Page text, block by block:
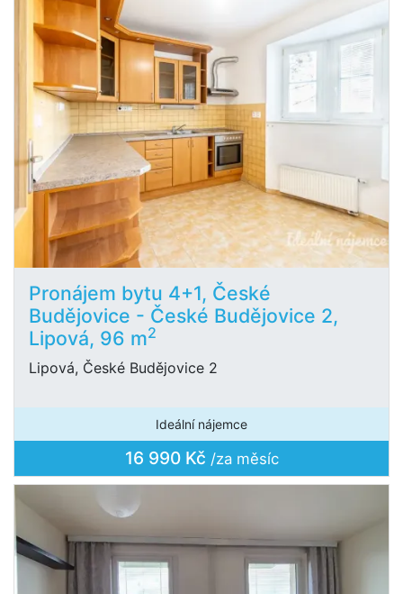
Pronájem bytu 4+1, České
Budějovice - České Budějovice 2,
Lipová, 96 m2
Lipová, České Budějovice 2
Ideální nájemce
16 990 Kč /za měsíc